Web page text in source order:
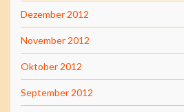
Dezember 2012
November 2012
Oktober 2012
September 2012